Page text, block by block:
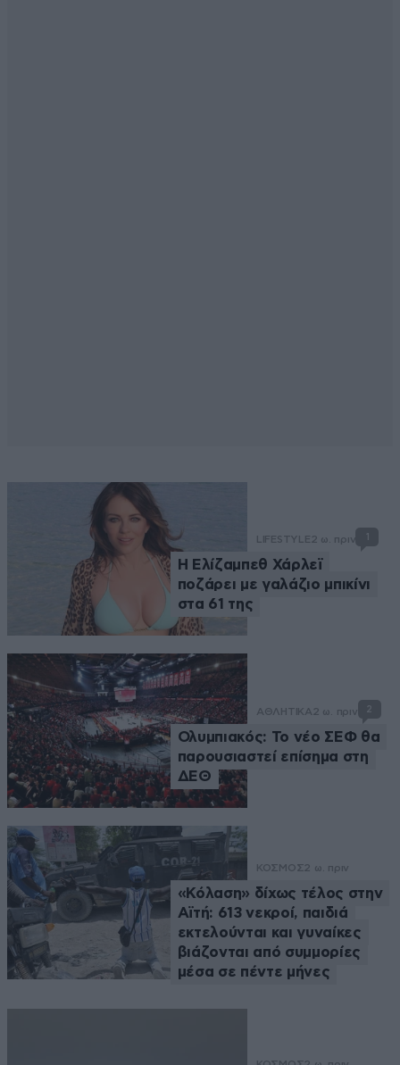
LIFESTYLE2 ω. πριν
Η Ελίζαμπεθ Χάρλεϊ
ποζάρει με γαλάζιο μπικίνι
στα 61 της
ΑΘΛΗΤΙΚΑ2 ω. πριν 2
Ολυμπιακός: Το νέο ΣΕΦ θα
παρουσιαστεί επίσημα στη
ΔΕΘ
ΚΟΣΜΟΣ2 ω. πριν
«Κόλαση» δίχως τέλος στην
Αϊτή: 613 νεκροί, παιδιά
εκτελούνται και γυναίκες
βιάζονται από συμμορίες
μέσα σε πέντε μήνες